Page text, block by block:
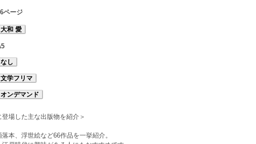
ページ
大和 愛
なし
文学フリマ
オンデマンド
場した主な出版物を紹介＞
本、浮世絵など66作品を一挙紹介。